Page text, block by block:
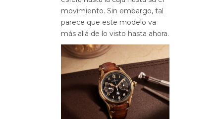
movimiento. Sin embargo, tal
parece que este modelo va
más allá de lo visto hasta ahora.